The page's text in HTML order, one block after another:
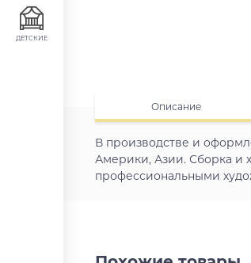
ДЕТСКИЕ
Описание
В производстве и
Америки, Азии. Сборка и
профессиональными